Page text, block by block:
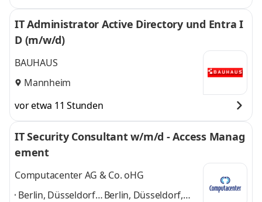
IT Administrator Active Directory und Entra I
D (m/w/d)
BAUHAUS
Mannheim
vor etwa 11 Stunden
IT Security Consultant w/m/d - Access Manag
ement
Computacenter AG & Co. oHG
Berlin, Düsseldorf, Berlin, Düsseldorf,